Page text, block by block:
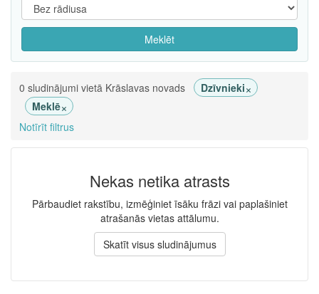
Meklēt
0 sludinājumi vietā Krāslavas novads Dzīvnieki×
Meklē×
Notīrīt filtrus
Nekas netika atrasts
Pārbaudiet rakstību, izmēģiniet īsāku frāzi vai paplašiniet
atrašanās vietas attālumu.
Skatīt visus sludinājumus